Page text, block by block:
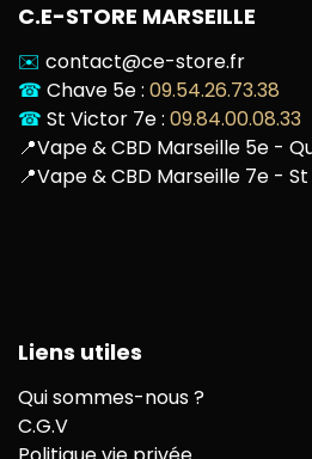
C.E-STORE MARSEILLE
✉️ contact@ce-store.fr
☎ Chave 5e : 09.54.26.73.38
☎ St Victor 7e : 09.84.00.08.33
📍Vape & CBD Marseille 5e -
📍Vape & CBD Marseille 7e -
Liens utiles
Qui sommes-nous ?
C.G.V